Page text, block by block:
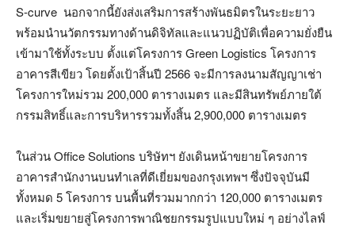
S-curve นอกจากนี้ยังส่งเสริมการสร้างพันธมิตรในระยะยาว
พร้อมนำนวัตกรรมทางด้านดิจิทัลและแนวปฏิบัติเพื่อความยั่งยืน
เข้ามาใช้ทั้งระบบ ตั้งแต่โครงการ Green Logistics โครงการ
อาคารสีเขียว โดยตั้งเป้าสิ้นปี 2566 จะมีการลงนามสัญญาเช่า
โครงการใหม่รวม 200,000 ตารางเมตร และมีสินทรัพย์ภายใต้
กรรมสิทธิ์และการบริหารรวมทั้งสิ้น 2,900,000 ตารางเมตร
ในส่วน Office Solutions บริษัทฯ ยังเดินหน้าขยายโครงการ
อาคารสำนักงานบนทำเลที่ดีเยี่ยมของกรุงเทพฯ ซึ่งปัจจุบันมี
ทั้งหมด 5 โครงการ บนพื้นที่รวมมากกว่า 120,000 ตารางเมตร
และเริ่มขยายสู่โครงการพาณิชยกรรมรูปแบบใหม่ ๆ อย่างไลฟ์